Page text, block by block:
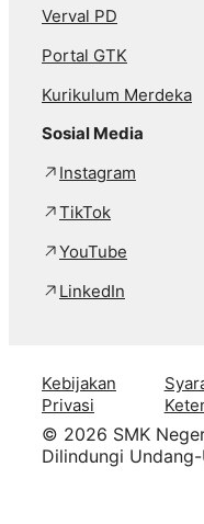
Verval PD
Portal GTK
Kurikulum Merdeka
Sosial Media
Instagram
TikTok
YouTube
LinkedIn
Kebijakan
Privasi
© 2026 SMK
Dilindungi